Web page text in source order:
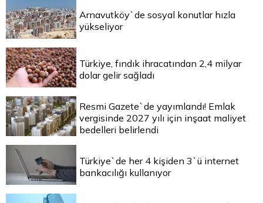
Arnavutköy`de sosyal konutlar hızla
yükseliyor
Türkiye, fındık ihracatından 2,4 milyar
dolar gelir sağladı
Resmi Gazete`de yayımlandı! Emlak
vergisinde 2027 yılı için inşaat maliyet
bedelleri belirlendi
Türkiye`de her 4 kişiden 3`ü internet
bankacılığı kullanıyor